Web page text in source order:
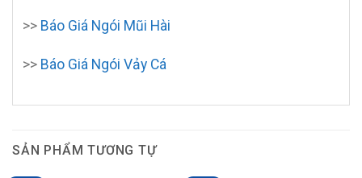
>> Báo Giá Ngói Mũi Hài
>> Báo Giá Ngói Vảy Cá
SẢN PHẨM TƯƠNG TỰ